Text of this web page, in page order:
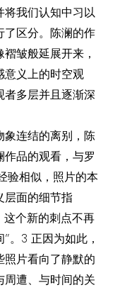
将我们认知中习以
了区分。陈澜的作
皱般延展开来，
意义上的时空观
多层并且逐渐深
象连结的离别，陈
品的观看，与罗
验相似，照片的本
层面的细节指
这个新的刺点不再
。3 正因为如此，
片看向了静默的
遭、与时间的关